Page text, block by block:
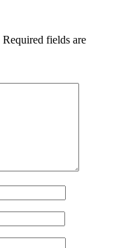
Required fields are